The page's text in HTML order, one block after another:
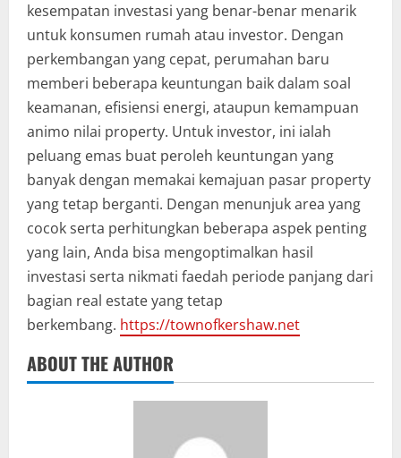
kesempatan investasi yang benar-benar menarik
untuk konsumen rumah atau investor. Dengan
perkembangan yang cepat, perumahan baru
memberi beberapa keuntungan baik dalam soal
keamanan, efisiensi energi, ataupun kemampuan
animo nilai property. Untuk investor, ini ialah
peluang emas buat peroleh keuntungan yang
banyak dengan memakai kemajuan pasar property
yang tetap berganti. Dengan menunjuk area yang
cocok serta perhitungkan beberapa aspek penting
yang lain, Anda bisa mengoptimalkan hasil
investasi serta nikmati faedah periode panjang dari
bagian real estate yang tetap
berkembang. https://townofkershaw.net
ABOUT THE AUTHOR